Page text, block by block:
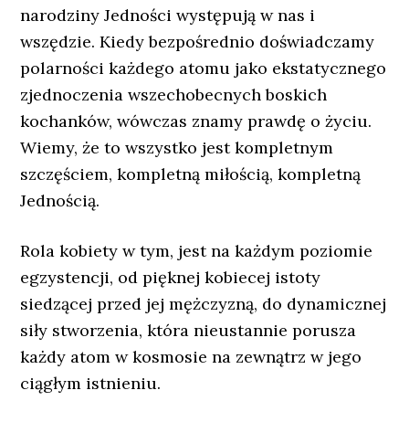
narodziny Jedności występują w nas i
wszędzie. Kiedy bezpośrednio doświadczamy
polarności każdego atomu jako ekstatycznego
zjednoczenia wszechobecnych boskich
kochanków, wówczas znamy prawdę o życiu.
Wiemy, że to wszystko jest kompletnym
szczęściem, kompletną miłością, kompletną
Jednością.
Rola kobiety w tym, jest na każdym poziomie
egzystencji, od pięknej kobiecej istoty
siedzącej przed jej mężczyzną, do dynamicznej
siły stworzenia, która nieustannie porusza
każdy atom w kosmosie na zewnątrz w jego
ciągłym istnieniu.